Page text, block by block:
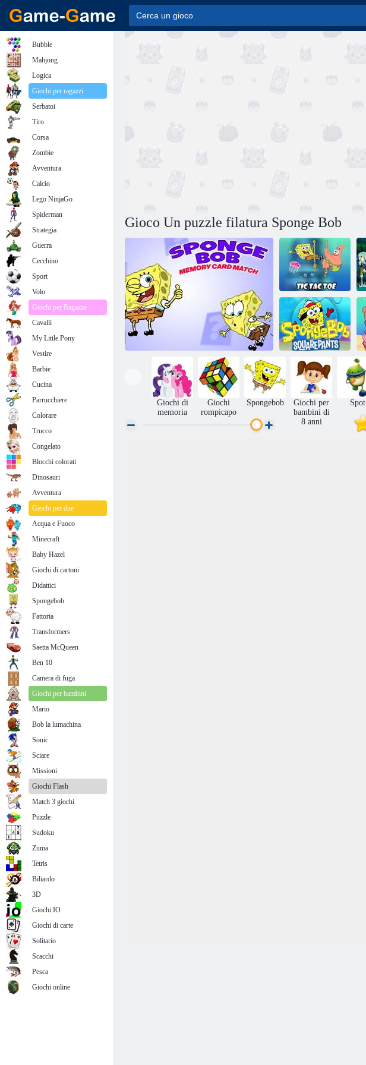
Gioco Un puzzle filatura Sponge Bob
Spongebob tic
tac toe
SpongeBob
Squarepants
Giochi di
memoria
Giochi
rompicapo
Spongebob
Giochi per
bambini di
8 anni
Spot
Bubble
Mahjong
Logica
Giochi per ragazzi
Serbatoi
Tiro
Corsa
Zombie
Avventura
Calcio
Lego NinjaGo
Spiderman
Strategia
Guerra
Cecchino
Sport
Volo
Giochi per Ragazze
Cavalli
My Little Pony
Vestire
Barbie
Cucina
Parrucchiere
Colorare
Trucco
Congelato
Blocchi colorati
Dinosauri
Avventura
Giochi per due
Acqua e Fuoco
Minecraft
Baby Hazel
Giochi di cartoni
Didattici
Spongebob
Fattoria
Transformers
Saetta McQueen
Ben 10
Camera di fuga
Giochi per bambini
Mario
Bob la lumachina
Sonic
Sciare
Missioni
Giochi Flash
Match 3 giochi
Puzzle
Sudoku
Zuma
Tetris
Biliardo
3D
Giochi IO
Giochi di carte
Solitario
Scacchi
Pesca
Giochi online